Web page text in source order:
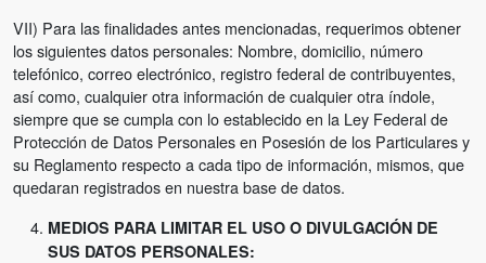
VII) Para las finalidades antes mencionadas, requerimos obtener
los siguientes datos personales: Nombre, domicilio, número
telefónico, correo electrónico, registro federal de contribuyentes,
así como, cualquier otra información de cualquier otra índole,
siempre que se cumpla con lo establecido en la Ley Federal de
Protección de Datos Personales en Posesión de los Particulares y
su Reglamento respecto a cada tipo de información, mismos, que
quedaran registrados en nuestra base de datos.
MEDIOS PARA LIMITAR EL USO O DIVULGACIÓN DE
SUS DATOS PERSONALES: